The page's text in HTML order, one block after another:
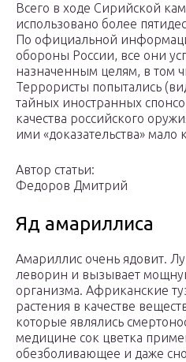
Всего в ходе Сирийской
использовано более
По официальной
обороны России, все они
назначенным целям, в том
Террористы попытались
тайных иностранных
качества российского
ими «доказательства» мало
Автор статьи:
Федоров Дмитрий
Яд амариллиса
Амариллис очень ядовит.
леворин и вызывает
организма. Африканские
растения в качестве
которые являлись
медицине сок цветка
обезболивающее и даже